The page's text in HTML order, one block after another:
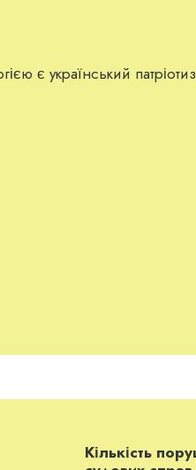
є український
була перейменована
Кількість